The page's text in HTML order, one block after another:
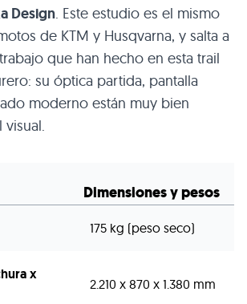
Design . Este estudio es el mismo
de KTM y Husqvarna, y salta a
que han hecho en esta trail
su óptica partida, pantalla
moderno están muy bien
Dimensiones y pesos
175 kg (peso seco)
x
2.210 x 870 x 1.380 mm